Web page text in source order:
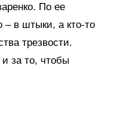
По ее
– в штыки, а кто-то
трезвости.
и за то, чтобы